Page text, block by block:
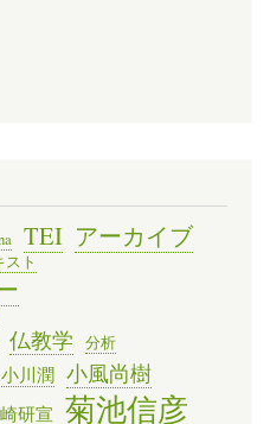
TEI アーカイブ
スト
仏教学 分析
小川潤 小風尚樹
研宣 菊池信彦